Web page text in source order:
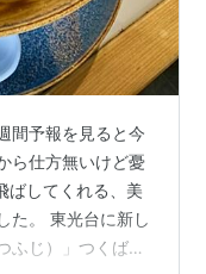
間予報を見ると今
ら仕方無いけど憂
ばしてくれる、美
た。 東光台に新し
ふじ）」つくば店